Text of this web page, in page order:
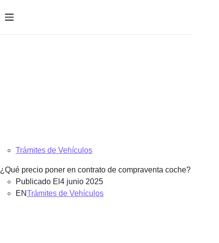
al
Trámites de Vehículos
¿Qué precio poner en contrato de compraventa coche?
Publicado El 4 junio 2025
ENTrámites de Vehículos